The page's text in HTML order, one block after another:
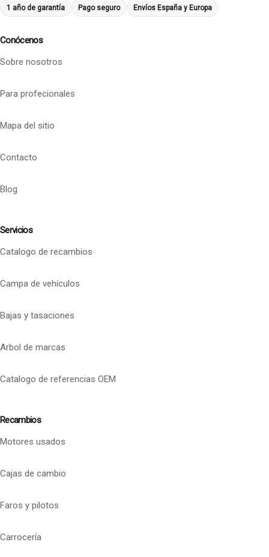
1 año de garantía Pago seguro Envíos España y Europa
Conócenos
Sobre nosotros
Para profecionales
Mapa del sitio
Contacto
Blog
Servicios
Catalogo de recambios
Campa de vehículos
Bajas y tasaciones
Arbol de marcas
Catalogo de referencias OEM
Recambios
Motores usados
Cajas de cambio
Faros y pilotos
Carrocería